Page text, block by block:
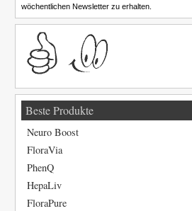
wöchentlichen Newsletter zu erhalten.
Beste Produkte
Neuro Boost
FloraVia
PhenQ
HepaLiv
FloraPure